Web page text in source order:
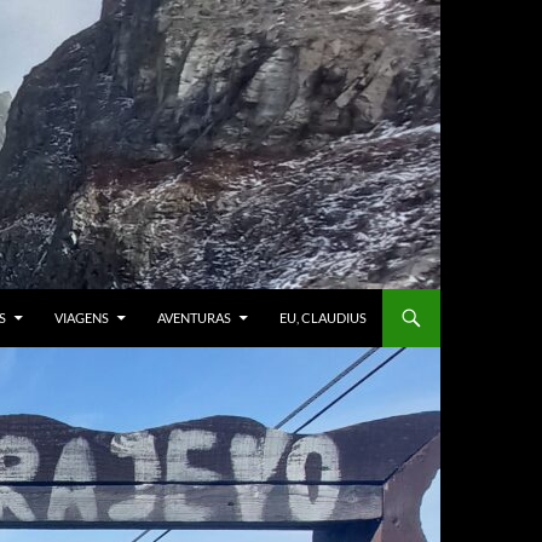
VIAGENS AVENTURAS EU, CLAUDIUS